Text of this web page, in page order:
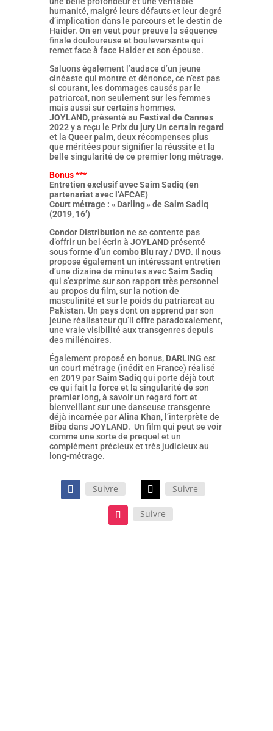
humanité, malgré leurs défauts et leur degré
d’implication dans le parcours et le destin de
Haider. On en veut pour preuve la séquence
finale douloureuse et bouleversante qui
remet face à face Haider et son épouse.
Saluons également l’audace d’un jeune
cinéaste qui montre et dénonce, ce n’est pas
si courant, les dommages causés par le
patriarcat, non seulement sur les femmes
mais aussi sur certains hommes.
JOYLAND, présenté au Festival de Cannes
2022y a reçu le Prix du jury Un certain regard
et la Queer palm, deux récompenses plus
que méritées pour signifier la réussite et la
belle singularité de ce premier long métrage.
Bonus ***
Entretien exclusif avec Saim Sadiq (en
partenariat avec l’AFCAE)
Court métrage : « Darling » de Saim Sadiq
(2019, 16’)
Condor Distribution ne se contente pas
d’offrir un bel écrin à JOYLANDprésenté
sous forme d’un combo Blu ray / DVD. Il nous
propose également un intéressant entretien
d’une dizaine de minutes avecSaim Sadiq
qui s’exprime sur son rapport très personnel
au propos du film, sur la notion de
masculinité et sur le poids du patriarcat au
Pakistan. Un pays dont on apprend par son
jeune réalisateur qu’il offre paradoxalement,
une vraie visibilité aux transgenres depuis
des millénaires.
Également proposé en bonus, DARLING est
un court métrage (inédit en France) réalisé
en 2019 parSaim Sadiq qui porte déjà tout
ce qui fait la force et la singularité de son
premier long, à savoir un regard fort et
bienveillant sur une danseuse transgenre
déjà incarnée parAlina Khan, l’interprète de
Biba dansJOYLAND. Un film qui peut se voir
comme une sorte de prequel et un
complément précieux et très judicieux au
long-métrage.
Suivre Suivre
Suivre